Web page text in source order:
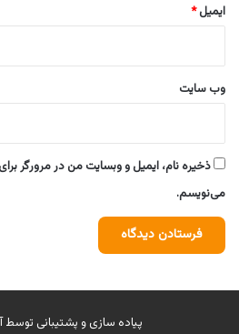
ایمیل*
وب‌ سایت
ذخیره نام، ایمیل و وبسایت من در مرورگر
می‌نویسم.
پیاده سازی و پشتیبانی توسط